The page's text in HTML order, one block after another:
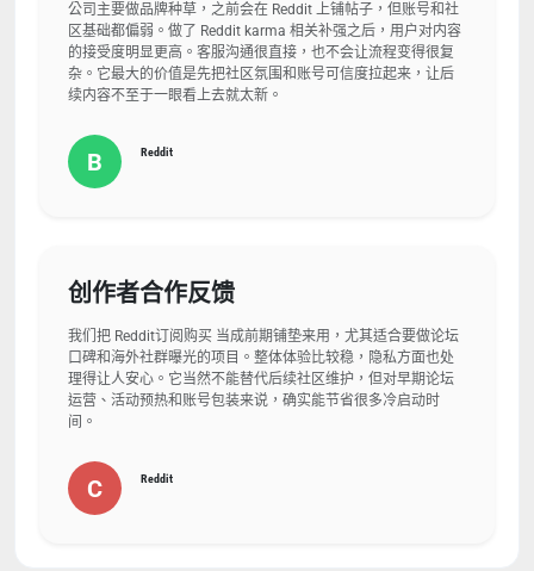
公司主要做品牌种草，之前会在 Reddit 上铺帖子，但账号和社
区基础都偏弱。做了 Reddit karma 相关补强之后，用户对内容
的接受度明显更高。客服沟通很直接，也不会让流程变得很复
杂。它最大的价值是先把社区氛围和账号可信度拉起来，让后
续内容不至于一眼看上去就太新。
B Reddit
创作者合作反馈
我们把 Reddit订阅购买 当成前期铺垫来用，尤其适合要做论坛
口碑和海外社群曝光的项目。整体体验比较稳，隐私方面也处
理得让人安心。它当然不能替代后续社区维护，但对早期论坛
运营、活动预热和账号包装来说，确实能节省很多冷启动时
间。
C Reddit